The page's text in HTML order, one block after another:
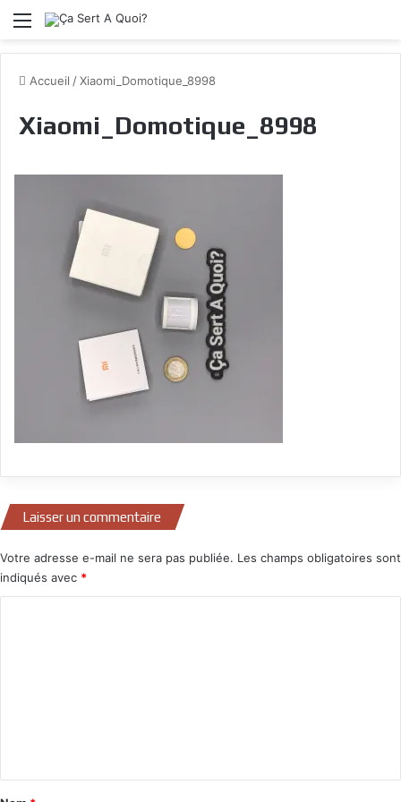
Menu
Accueil /Xiaomi_Domotique_8998
Xiaomi_Domotique_8998
Laisser un commentaire
Votre adresse e-mail ne sera pas publiée. Les champs obligatoires sont
indiqués avec *
a